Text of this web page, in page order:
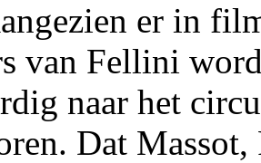
er in
van Fellini
naar het
Dat